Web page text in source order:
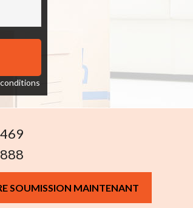
SOUMISSION MAINTENANT